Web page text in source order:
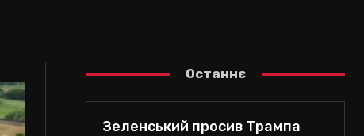
Останнє
Зеленський просив Трампа